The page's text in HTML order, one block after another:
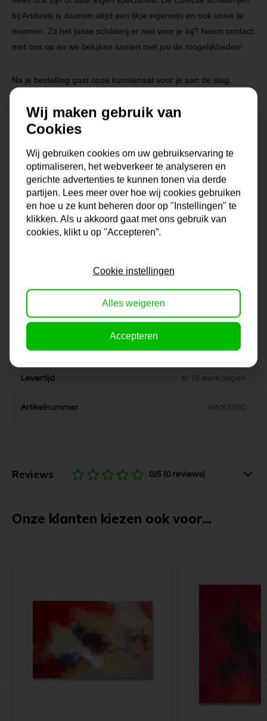
bij Artdeals is daarom altijd een tikje eigenwijs en ook uniek te
noemen. Zit het juiste schilderij er niet voor je bij? Neem contact
met ons op en we bekijken samen met jou de mogelijkheden!
Na je bestelling gaat onze kunstenaar voor je aan de slag.
Specificaties
Maat 0x0x0 cm
Korte omschrijving
Origineel schilderij van onze
eigen kunstenaars
Dikte 4 cm
Stijl kleurrijk, modern
Kleur rood, geel, zwart
Levertijd 6-10 werkdagen
Artikelnummer AWX375C
Reviews 0/5 (0 reviews)
Onze klanten kiezen ook voor...
Wij maken gebruik van
Cookies
Wij gebruiken cookies om uw gebruikservaring te
optimaliseren, het webverkeer te analyseren en
gerichte advertenties te kunnen tonen via derde
partijen. Lees meer over hoe wij cookies gebruiken
en hoe u ze kunt beheren door op "Instellingen" te
klikken. Als u akkoord gaat met ons gebruik van
cookies, klikt u op "Accepteren”.
Cookie instellingen
Alles weigeren
Accepteren